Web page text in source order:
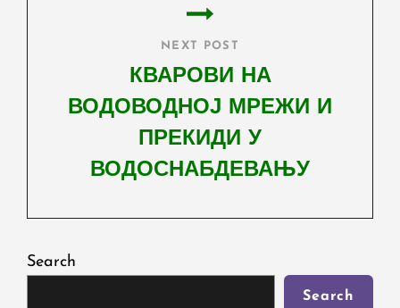
NEXT POST
КВАРОВИ НА
ВОДОВОДНОЈ МРЕЖИ И
ПРЕКИДИ У
ВОДОСНАБДЕВАЊУ
Post
Search
Search